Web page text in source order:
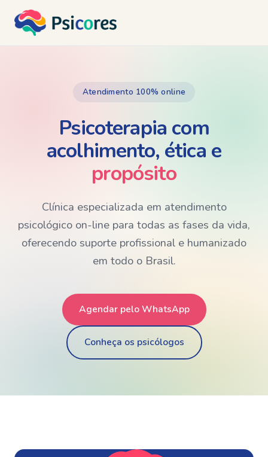
Atendimento 100% online
Psicoterapia com
acolhimento, ética e
propósito
Clínica especializada em atendimento
psicológico on-line para todas as fases da vida,
oferecendo suporte profissional e humanizado
em todo o Brasil.
Agendar pelo WhatsApp
Conheça os psicólogos